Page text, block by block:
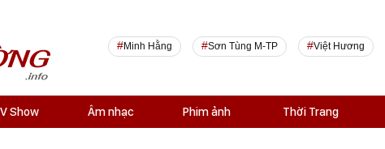
Minh Hằng Sơn Tùng M-TP Việt Hương
Show Âm nhạc Phim ảnh Thời Trang